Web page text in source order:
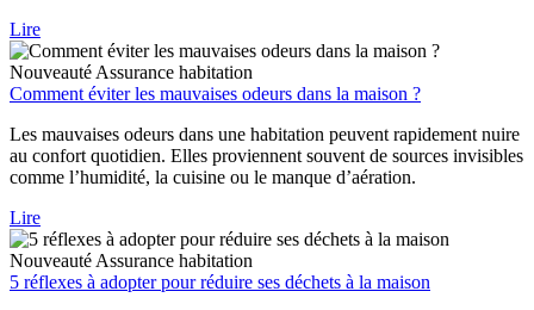
Lire
Nouveauté Assurance habitation
Comment éviter les mauvaises odeurs dans la maison ?
Les mauvaises odeurs dans une habitation peuvent rapidement nuire
au confort quotidien. Elles proviennent souvent de sources invisibles
comme l’humidité, la cuisine ou le manque d’aération.
Lire
Nouveauté Assurance habitation
5 réflexes à adopter pour réduire ses déchets à la maison